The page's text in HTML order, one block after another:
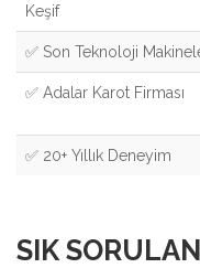
Keşif
✅ Son Teknoloji
✅ Adalar Karot Firması
✅ 20+ Yıllık Deneyim
SIK